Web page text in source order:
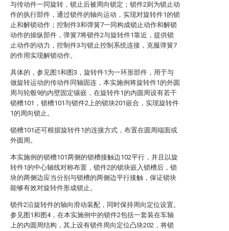
与传动件一同旋转，锁止后被周向锁定；锁件2则为锁止动
作的执行部件，通过锁件的轴向运动，实现对旋转件1的锁
止和解锁动作；控制件3和弹簧7一同构成锁止动作和解锁
动作的操纵部件，弹簧7将锁件2与旋转件1靠近，提供锁
止动作的动力，控制件3与锁止控制系统连接，克服弹簧7
的作用实现解锁动作。
具体的，参见图1和图3，旋转件1为一环形部件，用于与
做旋转运动的传动件同轴固连，本实施例将旋转件1的外圆
周与轮毂9的内壁固定镶嵌，在旋转件1的内圆周设有若干
锁槽101，锁槽101与锁件2上的锁块201嵌合，实现旋转件
1的周向锁止。
锁槽101还可根据旋转件1的连接方式，布置在圆周端面或
外圆周。
本实施例的锁槽101两侧的锁槽接触边102平行，并且以旋
转件1的中心轴线对称布置，锁件2的锁块嵌入锁槽后，锁
块的两侧边应当分别与锁槽的两侧边平行接触，保证锁块
能够有效对旋转件形成锁止。
锁件2沿旋转件的轴向滑动装配，同时保持周向定位设置。
参见图1和图4，在本实施例中的锁件2包括一套装在车轴
上的内圆周结构，其上设有锁件周向定位凸块202，将锁